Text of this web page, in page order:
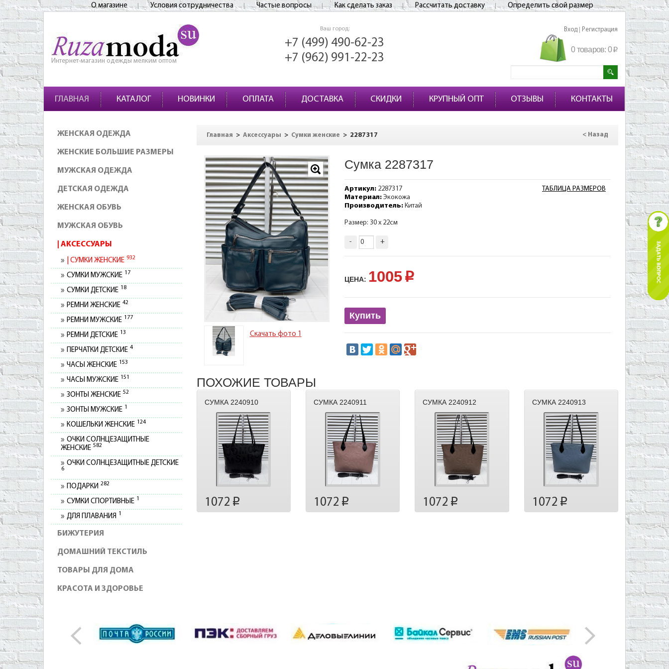
О магазине Условия сотрудничества Частые вопросы Как сделать заказ Рассчитать доставку Определить свой размер
Интернет-магазин одежды мелким оптом
Ваш город:
+7 (499) 490-62-23
+7 (962) 991-22-23
Вход Регистрация
0 товаров: 0p
ГЛАВНАЯ КАТАЛОГ НОВИНКИ ОПЛАТА ДОСТАВКА СКИДКИ КРУПНЫЙ ОПТ ОТЗЫВЫ КОНТАКТЫ
ЖЕНСКАЯ ОДЕЖДА
ЖЕНСКИЕ БОЛЬШИЕ РАЗМЕРЫ
МУЖСКАЯ ОДЕЖДА
ДЕТСКАЯ ОДЕЖДА
ЖЕНСКАЯ ОБУВЬ
МУЖСКАЯ ОБУВЬ
АКСЕССУАРЫ
СУМКИ ЖЕНСКИЕ 932
СУМКИ МУЖСКИЕ 17
СУМКИ ДЕТСКИЕ 18
РЕМНИ ЖЕНСКИЕ 42
РЕМНИ МУЖСКИЕ 177
РЕМНИ ДЕТСКИЕ 13
ПЕРЧАТКИ ДЕТСКИЕ 4
ЧАСЫ ЖЕНСКИЕ 153
ЧАСЫ МУЖСКИЕ 151
ЗОНТЫ ЖЕНСКИЕ 52
ЗОНТЫ МУЖСКИЕ 1
КОШЕЛЬКИ ЖЕНСКИЕ 124
ОЧКИ СОЛНЦЕЗАЩИТНЫЕ
ЖЕНСКИЕ 582
ОЧКИ СОЛНЦЕЗАЩИТНЫЕ ДЕТСКИЕ
6
ПОДАРКИ 282
СУМКИ СПОРТИВНЫЕ 1
ДЛЯ ПЛАВАНИЯ 1
БИЖУТЕРИЯ
ДОМАШНИЙ ТЕКСТИЛЬ
ТОВАРЫ ДЛЯ ДОМА
КРАСОТА И ЗДОРОВЬЕ
Главная > Аксессуары > Сумки женские > 2287317 < Назад
Скачать фото 1
Сумка 2287317
ТАБЛИЦА РАЗМЕРОВ
Артикул:2287317
Материал:Экокожа
Производитель:Китай
Размер: 30 х 22см
- +
ЦЕНА: 1005p
Купить
ПОХОЖИЕ ТОВАРЫ
СУМКА 2240910
1072 p
СУМКА 2240911
1072 p
СУМКА 2240912
1072 p
СУМКА 2240913
1072 p